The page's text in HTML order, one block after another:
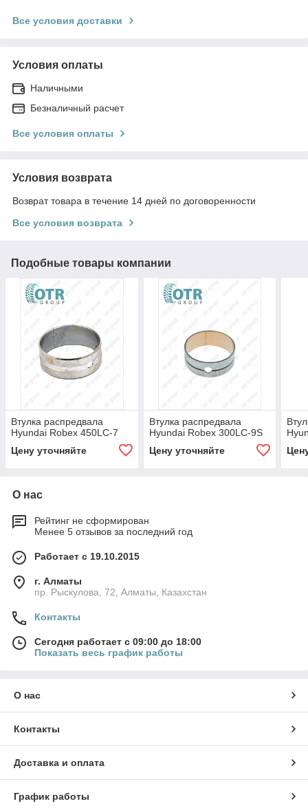
Все условия доставки
Условия оплаты
Наличными
Безналичный расчет
Все условия оплаты
Условия возврата
Возврат товара в течение 14 дней по договоренности
Все условия возврата
Подобные товары компании
Втулка распредвала
Hyundai Robex 450LC-7
Цену уточняйте
Втулка распредвала
Hyundai Robex 300LC-9S
Цену уточняйте
О нас
Рейтинг не сформирован
Менее 5 отзывов за последний год
Работает с 19.10.2015
г. Алматы
пр. Рыскулова, 72, Алматы, Казахстан
Контакты
Сегодня работает с 09:00 до 18:00
Показать весь график работы
О нас
Контакты
Доставка и оплата
График работы